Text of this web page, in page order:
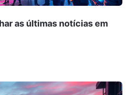
as últimas notícias em